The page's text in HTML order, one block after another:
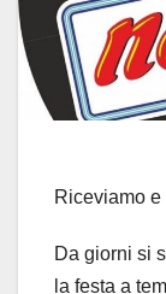
Riceviamo
Da giorni si
la festa a